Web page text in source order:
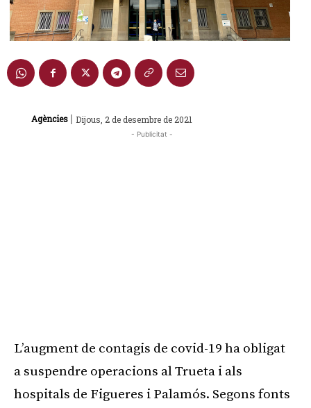
Agències | Dijous, 2 de desembre de 2021
- Publicitat -
L’augment de contagis de covid-19 ha obligat
a suspendre operacions al Trueta i als
hospitals de Figueres i Palamós. Segons fonts